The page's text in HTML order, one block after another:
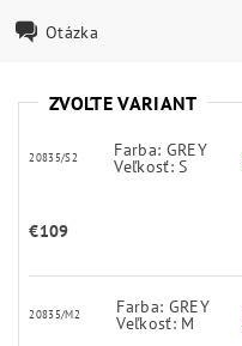
Otázka
ZVOĽTE VARIANT
20835/S2 Farba: GREY
Veľkosť: S
€109
20835/M2 Farba: GREY
Veľkosť: M